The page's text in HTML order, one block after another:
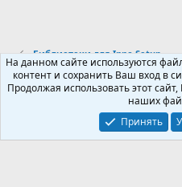
ы
й
г
о
л
о
Библиотеки для Inno Setup
Russian (RU)
Условия и
Политика конфиденциальности
На данном сайте используются
контент и сохранить Ваш вход в
Продолжая использовать этот
наших
Принять